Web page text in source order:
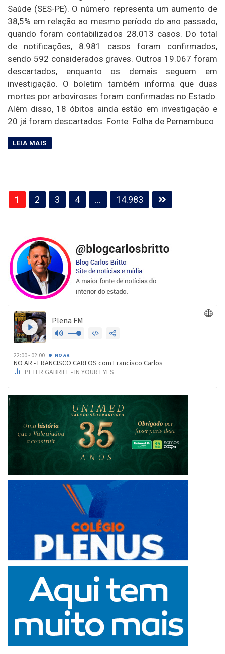
Saúde (SES-PE). O número representa um aumento de
38,5% em relação ao mesmo período do ano passado,
quando foram contabilizados 28.013 casos. Do total
de notificações, 8.981 casos foram confirmados,
sendo 592 considerados graves. Outros 19.067 foram
descartados, enquanto os demais seguem em
investigação. O boletim também informa que duas
mortes por arboviroses foram confirmadas no Estado.
Além disso, 18 óbitos ainda estão em investigação e
20 já foram descartados. Fonte: Folha de Pernambuco
Paginação
de
1 2 3 4 … 14.983